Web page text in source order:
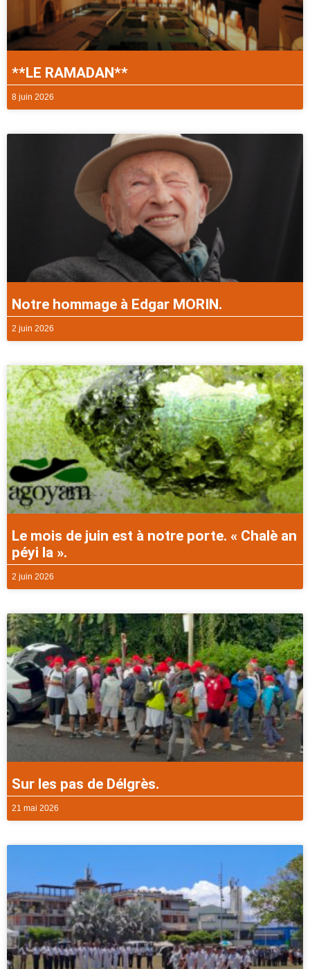
**LE RAMADAN**
8 juin 2026
Notre hommage à Edgar MORIN.
2 juin 2026
Le mois de juin est à notre porte. « Chalè an
péyi la ».
2 juin 2026
Sur les pas de Délgrès.
21 mai 2026